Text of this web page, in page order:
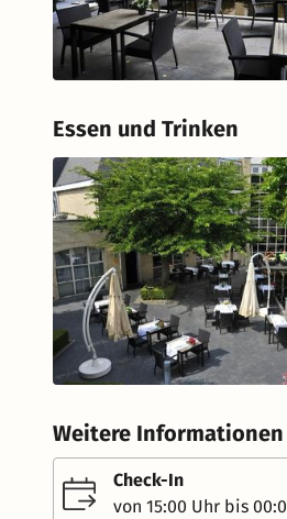
Essen und Trinken
Weitere Informationen
Check-In
von 15:00 Uhr bis